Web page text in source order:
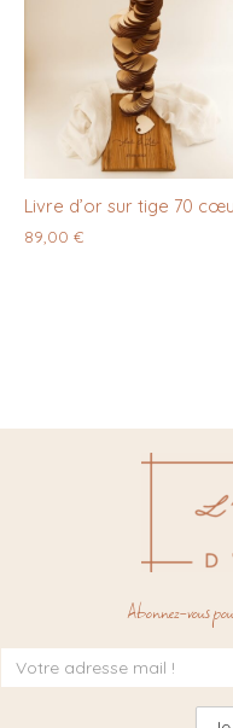
Livre d’or sur tige 70
89,00 €
Abonnez-vous